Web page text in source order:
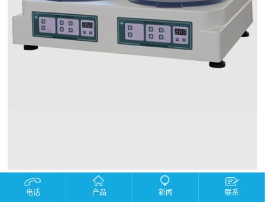
产品描述：
电话 产品 新闻 联系